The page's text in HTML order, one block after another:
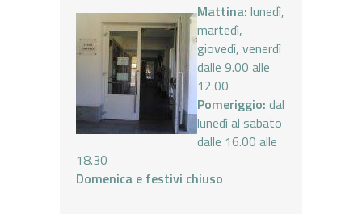
Mattina: lunedì,
martedì,
giovedì, venerdì
dalle 9.00 alle
12.00
Pomeriggio: dal
lunedì al sabato
dalle 16.00 alle
18.30
Domenica e festivi chiuso